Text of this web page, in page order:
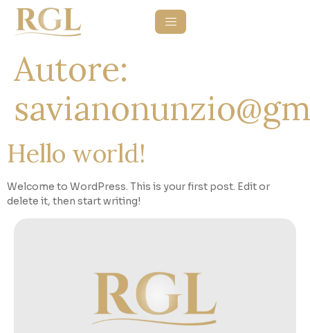
Autore:
Hello world!
Welcome to WordPress. This is your first post. Edit or
delete it, then start writing!